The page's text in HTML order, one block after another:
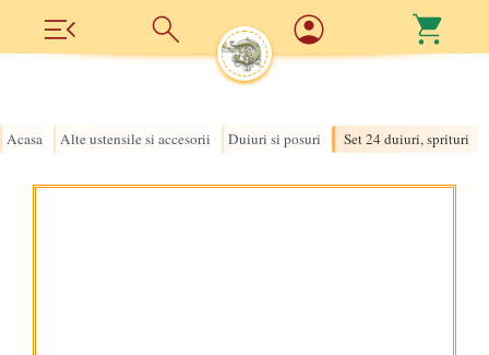
Acasa Alte ustensile si accesorii Duiuri si posuri Set 24 duiuri, sprituri